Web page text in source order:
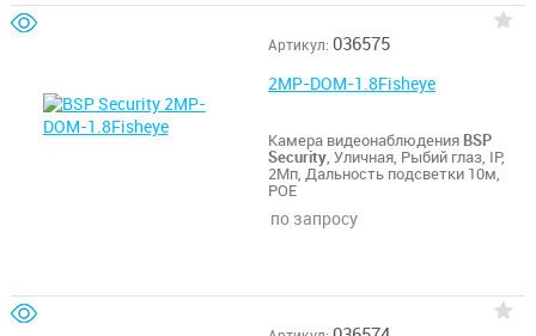
Артикул: 036575
2MP-DOM-1.8Fisheye
Камера видеонаблюдения BSP
Security, Уличная, Рыбий глаз, IP,
2Мп, Дальность подсветки 10м,
POE
по запросу